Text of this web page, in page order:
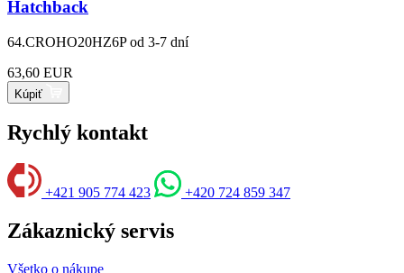
Hatchback
64.CROHO20HZ6P od 3-7 dní
63,60 EUR
Kúpiť
Rychlý kontakt
+421 905 774 423 +420 724 859 347
Zákaznický servis
Všetko o nákupe